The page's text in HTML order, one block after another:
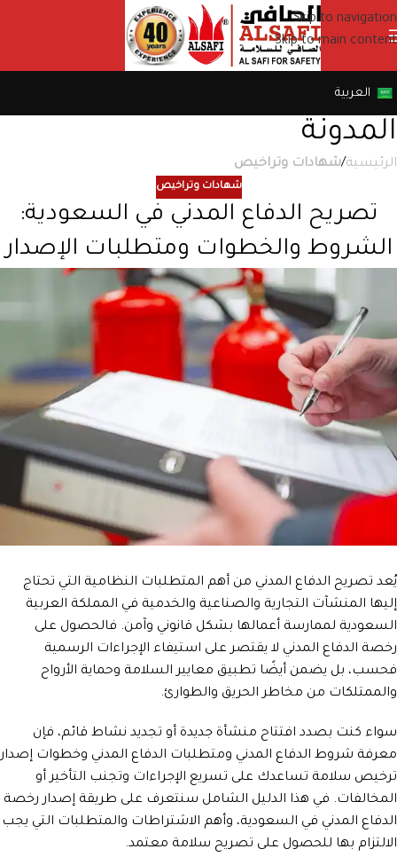
Skip to navigation
Skip to main content
العربية
المدونة
الرئيسية/شهادات وتراخيص
شهادات وتراخيص
تصريح الدفاع المدني في السعودية:
الشروط والخطوات ومتطلبات الإصدار
يُعد تصريح الدفاع المدني من أهم المتطلبات النظامية التي تحتاج
إليها المنشآت التجارية والصناعية والخدمية في المملكة العربية
السعودية لممارسة أعمالها بشكل قانوني وآمن. فالحصول على
رخصة الدفاع المدني لا يقتصر على استيفاء الإجراءات الرسمية
فحسب، بل يضمن أيضًا تطبيق معايير السلامة وحماية الأرواح
والممتلكات من مخاطر الحريق والطوارئ.
سواء كنت بصدد افتتاح منشأة جديدة أو تجديد نشاط قائم، فإن
معرفة شروط الدفاع المدني ومتطلبات الدفاع المدني وخطوات إصدار
ترخيص سلامة تساعدك على تسريع الإجراءات وتجنب التأخير أو
المخالفات. في هذا الدليل الشامل سنتعرف على طريقة إصدار رخصة
الدفاع المدني في السعودية، وأهم الاشتراطات والمتطلبات التي يجب
الالتزام بها للحصول على تصريح سلامة معتمد.